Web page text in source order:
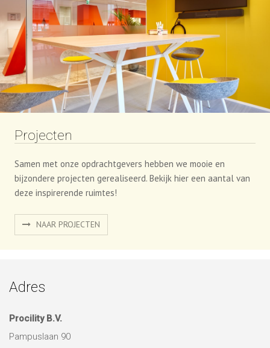
Projecten
Samen met onze opdrachtgevers hebben we mooie en
bijzondere projecten gerealiseerd. Bekijk hier een aantal van
deze inspirerende ruimtes!
NAAR PROJECTEN
Adres
Procility B.V.
Pampuslaan 90